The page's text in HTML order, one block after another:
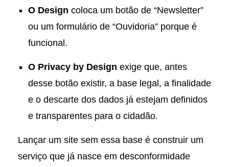
O Design coloca um botão de “Newsletter”
ou um formulário de “Ouvidoria” porque é
funcional.
O Privacy by Design exige que, antes
desse botão existir, a base legal, a finalidade
e o descarte dos dados já estejam definidos
e transparentes para o cidadão.
Lançar um site sem essa base é construir um
serviço que já nasce em desconformidade